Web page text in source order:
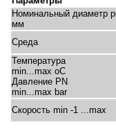
Номинальный диаметр
мм
Среда
Температура
min...max oC
Давление PN
min...max bar
Скорость min -1 ...max